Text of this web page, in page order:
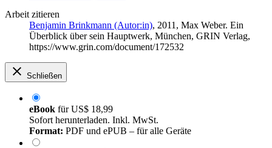
Arbeit zitieren
Benjamin Brinkmann (Autor:in), 2011, Max Weber. Ein
Überblick über sein Hauptwerk, München, GRIN Verlag,
https://www.grin.com/document/172532
Schließen
eBook fürUS$ 18,99
Sofort herunterladen. Inkl. MwSt.
Format: PDF und ePUB – für alle Geräte